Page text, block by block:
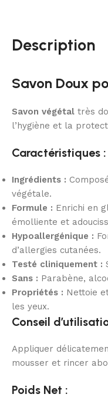
Description
Savon Doux
Savon végétal très
l’hygiène et la
Caractéristiques :
Ingrédients :
végétale.
Formule : Enrichi en
émolliente et
Hypoallergénique :
d’allergies cutanées.
Testé cliniquement :
Sans : Parabène,
Propriétés : Nettoie
les yeux.
Conseil
Appliquer
mousser et rincer
Poids Net :